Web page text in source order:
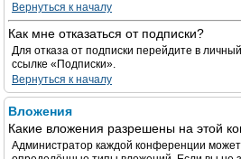
Вернуться к началу
Как мне отказаться от подписки?
Для отказа от подписки перейдите в
ссылке «Подписки».
Вернуться к началу
Вложения
Какие вложения разрешены на этой
Администратор каждой конференции